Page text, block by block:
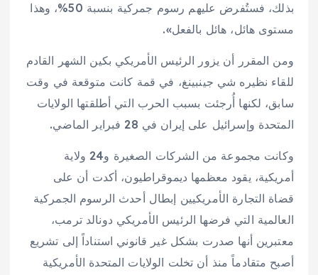
بذلك، فستُفرض عليهم رسوم جمركية بنسبة 50%، وهذا
مستوى هائل، هائل بالفعل».
ومن المقرر أن يزور الرئيس الأمريكي بكين الشهر القادم
للقاء نظيره شي جينبينغ، في قمة كانت متوقعة في وقت
سابق، لكنها أُرجئت بسبب الحرب التي أطلقتها الولايات
المتحدة وإسرائيل على إيران في 28 فبراير الماضي.
وكانت مجموعة من الشركات الصغيرة و24 ولاية
أمريكية، يقود معظمها ديموقراطيون، أكدت أن على
قضاة التجارة الأمريكيين إبطال أحدث الرسوم الجمركية
العالمية التي فرضها الرئيس الأمريكي دونالد ترمب،
معتبرين أنها صدرت بشكل غير قانوني استناداً إلى تشريع
أصبح متقادماً منذ أن تخلت الولايات المتحدة الأمريكية